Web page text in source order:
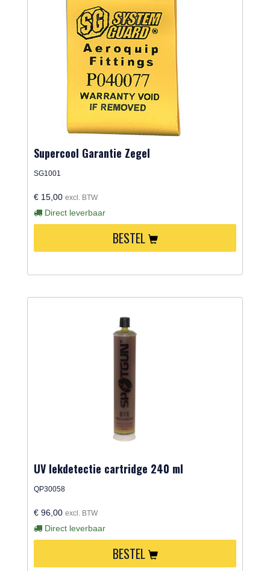
Supercool Garantie Zegel
SG1001
€ 15,00 excl. BTW
Direct leverbaar
BESTEL
UV lekdetectie cartridge 240 ml
QP30058
€ 96,00 excl. BTW
Direct leverbaar
BESTEL